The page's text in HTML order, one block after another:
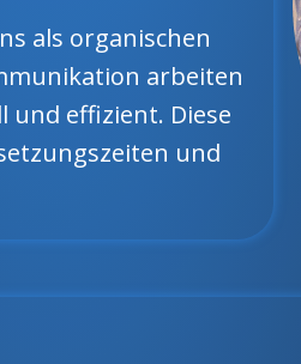
als organischen
arbeiten
und effizient. Diese
und